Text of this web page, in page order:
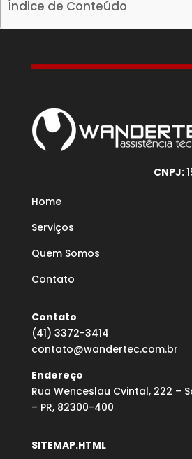
Índice de Conteúdo
CNPJ:
Home
Serviços
Quem Somos
Contato
Contato
(41) 3372-3414
contato@wandertec.com.br
Endereço
Rua Wenceslau Cvintal, 222 –
– PR, 82300-400
SITEMAP.HTML